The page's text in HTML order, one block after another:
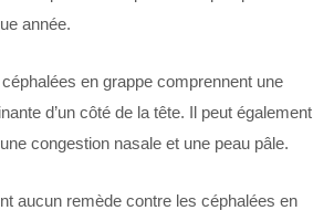
année.
en grappe comprennent une
d’un côté de la tête. Il peut également
congestion nasale et une peau pâle.
aucun remède contre les céphalées en